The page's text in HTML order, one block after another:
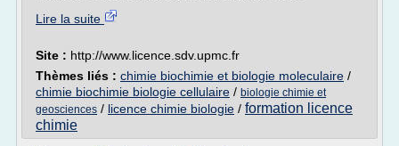
Lire la suite
Site : http://www.licence.sdv.upmc.fr
Thèmes liés : chimie biochimie et biologie moleculaire /
chimie biochimie biologie cellulaire / biologie chimie et
geosciences / licence chimie biologie / formation licence
chimie